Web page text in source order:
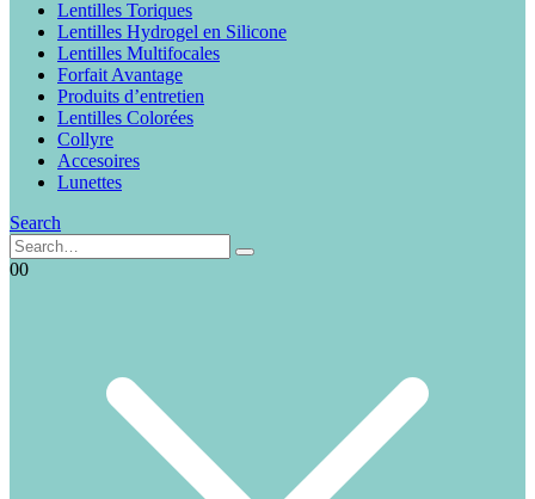
Lentilles Toriques
Lentilles Hydrogel en Silicone
Lentilles Multifocales
Forfait Avantage
Produits d’entretien
Lentilles Colorées
Collyre
Accesoires
Lunettes
Search
00